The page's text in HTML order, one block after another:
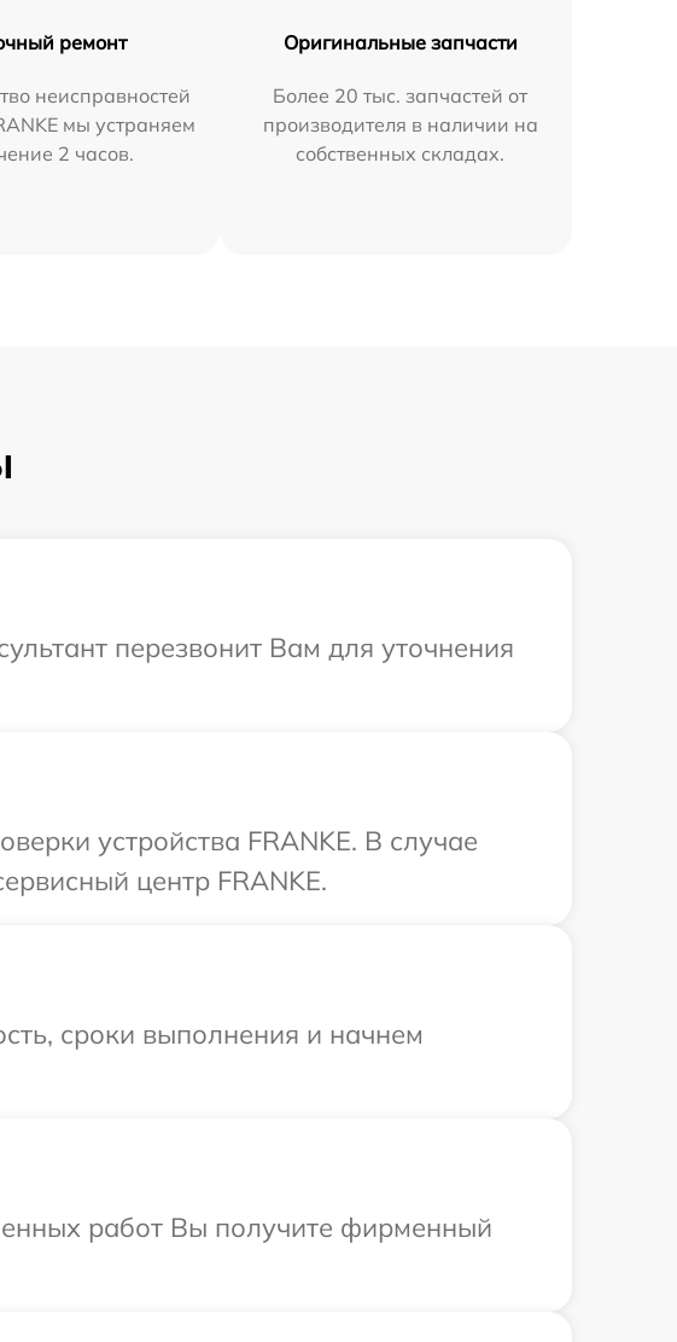
ремонт
неисправностей
мы устраняем
2 часов.
Оригинальные запчасти
Более 20 тыс. запчастей от
производителя в наличии на
собственных складах.
перезвонит Вам для уточнения
устройства FRANKE. В случае
центр FRANKE.
сроки выполнения и начнем
работ Вы получите фирменный